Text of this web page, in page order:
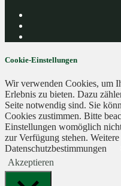
Cookie-Einstellungen
Wir verwenden Cookies, um
Erlebnis zu bieten. Dazu
Seite notwendig sind. Sie
Cookies zustimmen. Bitte
Einstellungen womöglich
zur Verfügung stehen.
Datenschutzbestimmungen
Akzeptieren